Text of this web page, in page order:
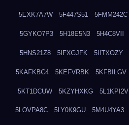
5EXK7A7W 5F447S51 5FMM242C
5GYKO7P3 5H18E5N3 5H4C8VII
5HNS21Z8 5IFXGJFK 5IITXOZY
5KAFKBC4 5KEFVRBK 5KFBILGV
5KT1DCUW 5KZYHXKG 5L1KPI2V
5LOVPA8C 5LY0K9GU 5M4U4YA3